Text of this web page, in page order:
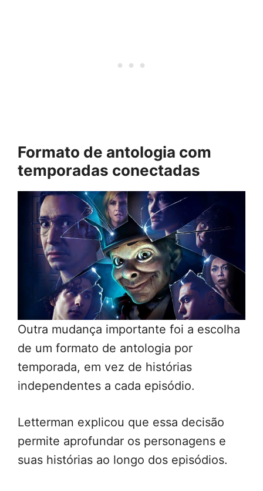
Formato de antologia com
temporadas conectadas
Outra mudança importante foi a escolha
de um formato de antologia por
temporada, em vez de histórias
independentes a cada episódio.
Letterman explicou que essa decisão
permite aprofundar os personagens e
suas histórias ao longo dos episódios.